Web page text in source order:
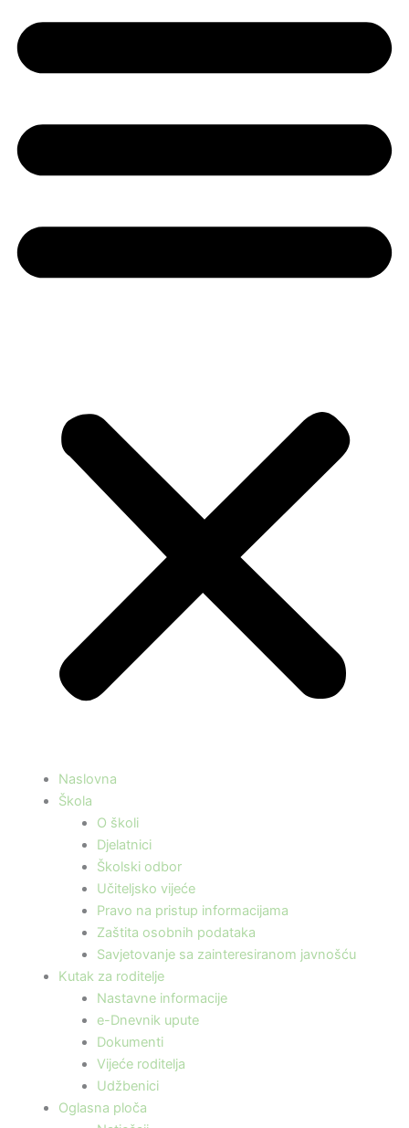
Naslovna
Škola
O školi
Djelatnici
Školski odbor
Učiteljsko vijeće
Pravo na pristup informacijama
Zaštita osobnih podataka
Savjetovanje sa zainteresiranom javnošću
Kutak za roditelje
Nastavne informacije
e-Dnevnik upute
Dokumenti
Vijeće roditelja
Udžbenici
Oglasna ploča